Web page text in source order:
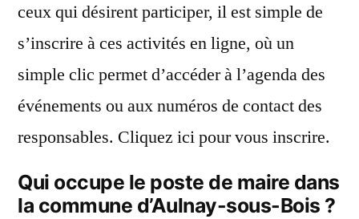
ceux qui désirent participer, il est simple de
s’inscrire à ces activités en ligne, où un
simple clic permet d’accéder à l’agenda des
événements ou aux numéros de contact des
responsables. Cliquez ici pour vous inscrire.
Qui occupe le poste de maire dans
la commune d’Aulnay-sous-Bois ?